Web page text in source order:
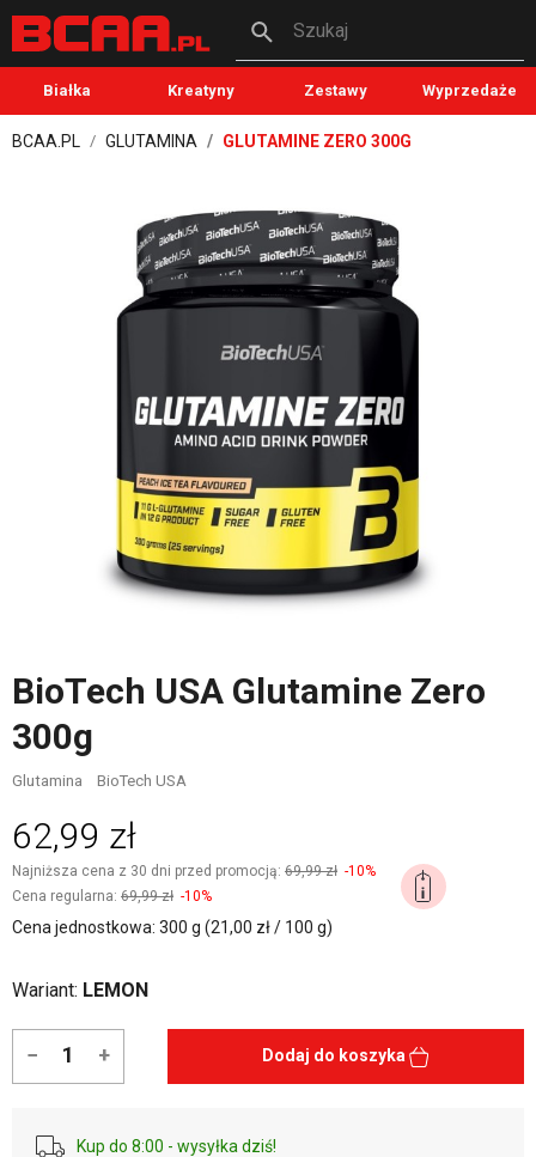
Szukaj
Białka Kreatyny Zestawy Wyprzedaże
BCAA.PL GLUTAMINA GLUTAMINE ZERO 300G
BioTech USA Glutamine Zero
300g
Glutamina BioTech USA
62,99 zł
Najniższa cena z 30 dni przed promocją: 69,99 zł -10%
Cena regularna: 69,99 zł -10%
Cena jednostkowa: 300 g (21,00 zł / 100 g)
Wariant: LEMON
− + Dodaj do koszyka
Kup do 8:00 - wysyłka dziś!